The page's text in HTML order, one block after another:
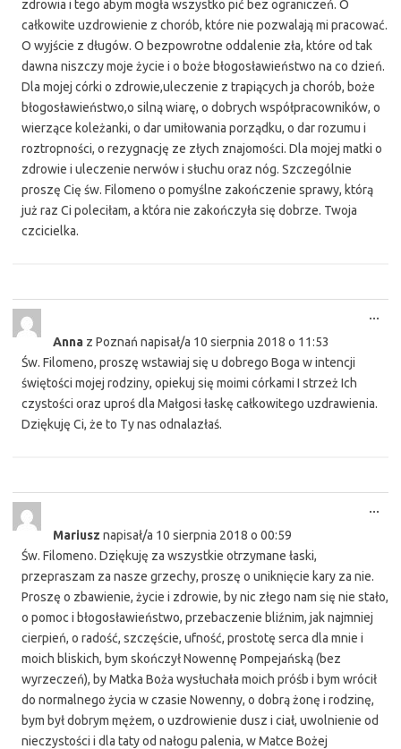
zdrowia i tego abym mogła wszystko pić bez ograniczeń. O
całkowite uzdrowienie z chorób, które nie pozwalają mi pracować.
O wyjście z długów. O bezpowrotne oddalenie zła, które od tak
dawna niszczy moje życie i o boże błogosławieństwo na co dzień.
Dla mojej córki o zdrowie,uleczenie z trapiących ja chorób, boże
błogosławieństwo,o silną wiarę, o dobrych współpracowników, o
wierzące koleżanki, o dar umiłowania porządku, o dar rozumu i
roztropności, o rezygnację ze złych znajomości. Dla mojej matki o
zdrowie i uleczenie nerwów i słuchu oraz nóg. Szczególnie
proszę Cię św. Filomeno o pomyślne zakończenie sprawy, którą
już raz Ci poleciłam, a która nie zakończyła się dobrze. Twoja
czcicielka.
Anna z Poznań napisał/a 10 sierpnia 2018 o 11:53
Św. Filomeno, proszę wstawiaj się u dobrego Boga w intencji
świętości mojej rodziny, opiekuj się moimi córkami I strzeż Ich
czystości oraz uproś dla Małgosi łaskę całkowitego uzdrawienia.
Dziękuję Ci, że to Ty nas odnalazłaś.
...
Mariusz napisał/a 10 sierpnia 2018 o 00:59
Św. Filomeno. Dziękuję za wszystkie otrzymane łaski,
przepraszam za nasze grzechy, proszę o uniknięcie kary za nie.
Proszę o zbawienie, życie i zdrowie, by nic złego nam się nie stało,
o pomoc i błogosławieństwo, przebaczenie bliźnim, jak najmniej
cierpień, o radość, szczęście, ufność, prostotę serca dla mnie i
moich bliskich, bym skończył Nowennę Pompejańską (bez
wyrzeczeń), by Matka Boża wysłuchała moich próśb i bym wrócił
do normalnego życia w czasie Nowenny, o dobrą żonę i rodzinę,
bym był dobrym mężem, o uzdrowienie dusz i ciał, uwolnienie od
nieczystości i dla taty od nałogu palenia, w Matce Bożej
...